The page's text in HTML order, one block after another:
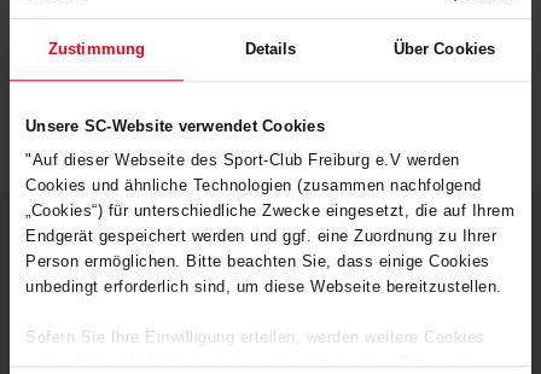
Zustimmung Details Über Cookies
Unsere SC-Website verwendet Cookies
"Auf dieser Webseite des Sport-Club Freiburg e.V werden
Cookies und ähnliche Technologien (zusammen nachfolgend
„Cookies“) für unterschiedliche Zwecke eingesetzt, die auf Ihrem
Endgerät gespeichert werden und ggf. eine Zuordnung zu Ihrer
Person ermöglichen. Bitte beachten Sie, dass einige Cookies
unbedingt erforderlich sind, um diese Webseite bereitzustellen.
Sofern Sie Ihre Einwilligung erteilen, werden weitere Cookies
DEINE VORTEILE IN UNSEREM
SHOP